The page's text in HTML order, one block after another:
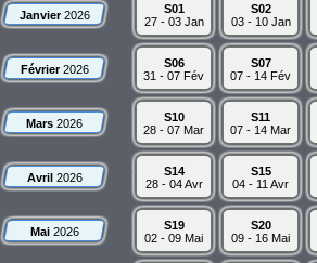
Janvier2026
S01
27 - 03 Jan
S02
03 - 10 Jan
Février2026
S06
31 - 07 Fév
S07
07 - 14 Fév
Mars 2026
S10
28 - 07 Mar
S11
07 - 14 Mar
Avril2026
S14
28 - 04 Avr
S15
04 - 11 Avr
Mai2026
S19
02 - 09 Mai
S20
09 - 16 Mai